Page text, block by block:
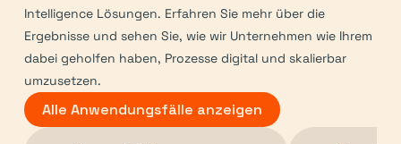
Intelligence Lösungen. Erfahren Sie mehr über die
Ergebnisse und sehen Sie, wie wir Unternehmen wie Ihrem
dabei geholfen haben, Prozesse digital und skalierbar
umzusetzen.
Alle Anwendungsfälle anzeigen